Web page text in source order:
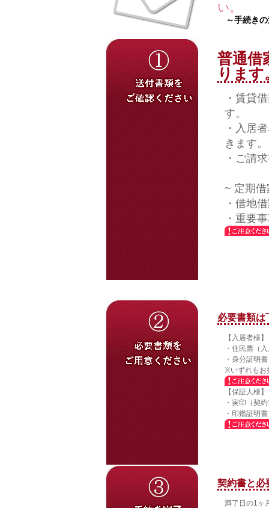
い。
～手続きの
普通借
ります
・賃貸
す。
・入居
きます。
・ご請
~ 定期
・借地
・重要
必要書類は
【入居者様】
・住民票（
・身分証明
※いずれもお
【保証人様】
・実印（契
・印鑑証明
契約書と必
満了日の1ヶ